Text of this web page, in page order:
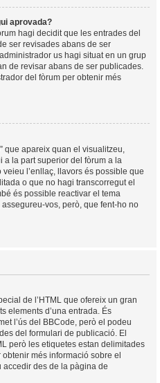
aprovada?
hagi decidit que les entrades del
ser revisades abans de ser
us hagi situat en un grup
de revisar abans de ser publicades.
del fòrum per obtenir més
que apareix quan el visualitzeu,
a la part superior del fòrum a la
l’enllaç, llavors és possible que
o que no hagi transcorregut el
és possible reactivar el tema
vos, però, que fent-ho no
de l’HTML que ofereix un gran
elements d’una entrada. És
l’ús del BBCode, però el podeu
del formulari de publicació. El
però les etiquetes estan delimitades
més informació sobre el
des de la pàgina de